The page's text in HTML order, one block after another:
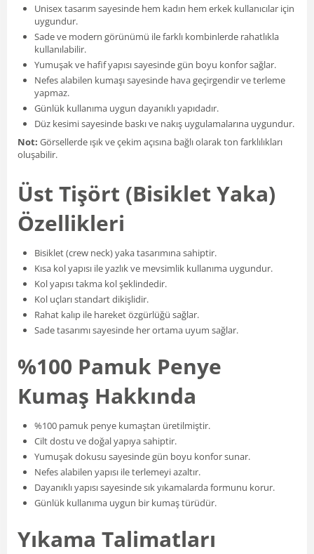
Unisex tasarım sayesinde hem kadın hem erkek kullanıcılar için
uygundur.
Sade ve modern görünümü ile farklı kombinlerde rahatlıkla
kullanılabilir.
Yumuşak ve hafif yapısı sayesinde gün boyu konfor sağlar.
Nefes alabilen kumaşı sayesinde hava geçirgendir ve terleme
yapmaz.
Günlük kullanıma uygun dayanıklı yapıdadır.
Düz kesimi sayesinde baskı ve nakış uygulamalarına uygundur.
Not: Görsellerde ışık ve çekim açısına bağlı olarak ton farklılıkları
oluşabilir.
Üst Tişört (Bisiklet Yaka)
Özellikleri
Bisiklet (crew neck) yaka tasarımına sahiptir.
Kısa kol yapısı ile yazlık ve mevsimlik kullanıma uygundur.
Kol yapısı takma kol şeklindedir.
Kol uçları standart dikişlidir.
Rahat kalıp ile hareket özgürlüğü sağlar.
Sade tasarımı sayesinde her ortama uyum sağlar.
%100 Pamuk Penye
Kumaş Hakkında
%100 pamuk penye kumaştan üretilmiştir.
Cilt dostu ve doğal yapıya sahiptir.
Yumuşak dokusu sayesinde gün boyu konfor sunar.
Nefes alabilen yapısı ile terlemeyi azaltır.
Dayanıklı yapısı sayesinde sık yıkamalarda formunu korur.
Günlük kullanıma uygun bir kumaş türüdür.
Yıkama Talimatları